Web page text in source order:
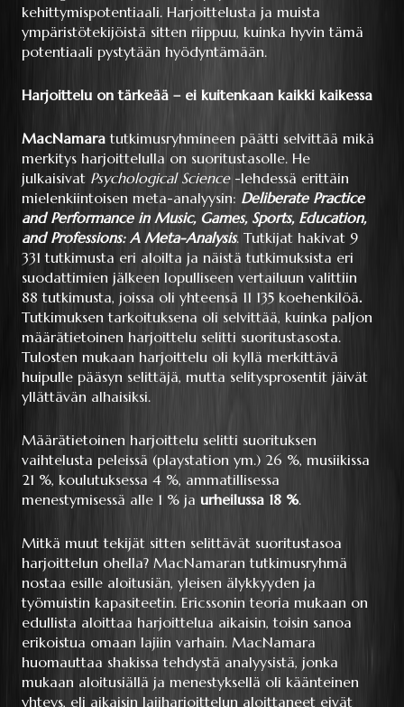
kehittymispotentiaali. Harjoittelusta ja muista
ympäristötekijöistä sitten riippuu, kuinka hyvin tämä
potentiaali pystytään hyödyntämään.
Harjoittelu on tärkeää – ei kuitenkaan kaikki kaikessa
MacNamara tutkimusryhmineen päätti selvittää mikä
merkitys harjoittelulla on suoritustasolle. He
julkaisivat Psychological Science-lehdessä erittäin
mielenkiintoisen meta-analyysin: Deliberate Practice
and Performance in Music, Games, Sports, Education,
and Professions: A Meta-Analysis. Tutkijat hakivat 9
331 tutkimusta eri aloilta ja näistä tutkimuksista eri
suodattimien jälkeen lopulliseen vertailuun valittiin
88 tutkimusta, joissa oli yhteensä 11 135 koehenkilöä.
Tutkimuksen tarkoituksena oli selvittää, kuinka paljon
määrätietoinen harjoittelu selitti suoritustasosta.
Tulosten mukaan harjoittelu oli kyllä merkittävä
huipulle pääsyn selittäjä, mutta selitysprosentit jäivät
yllättävän alhaisiksi.
Määrätietoinen harjoittelu selitti suorituksen
vaihtelusta peleissä (playstation ym.) 26 %, musiikissa
21 %, koulutuksessa 4 %, ammatillisessa
menestymisessä alle 1 % ja urheilussa 18 %.
Mitkä muut tekijät sitten selittävät suoritustasoa
harjoittelun ohella? MacNamaran tutkimusryhmä
nostaa esille aloitusiän, yleisen älykkyyden ja
työmuistin kapasiteetin. Ericssonin teoria mukaan on
edullista aloittaa harjoittelua aikaisin, toisin sanoa
erikoistua omaan lajiin varhain. MacNamara
huomauttaa shakissa tehdystä analyysistä, jonka
mukaan aloitusiällä ja menestyksellä oli käänteinen
yhteys, eli aikaisin lajiharjoittelun aloittaneet eivät